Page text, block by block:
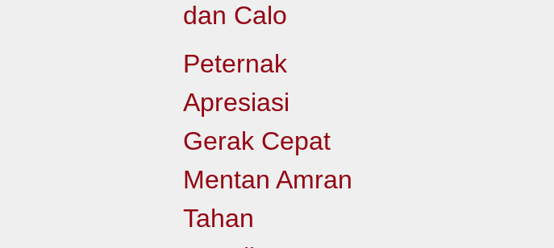
dan Calo
Peternak
Apresiasi
Gerak Cepat
Mentan Amran
Tahan